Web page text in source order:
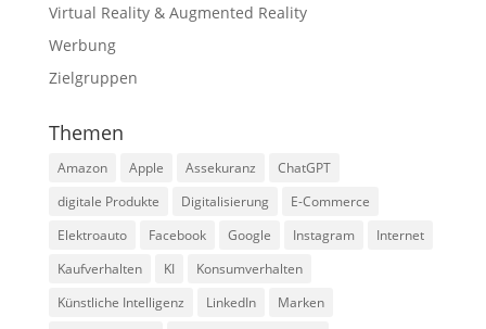
Virtual Reality & Augmented Reality
Werbung
Zielgruppen
Themen
Amazon Apple Assekuranz
ChatGPT
digitale Produkte
Digitalisierung
E-Commerce
Elektroauto
Facebook Google Instagram
Internet
Kaufverhalten
KI
Konsumverhalten
Künstliche Intelligenz
LinkedIn
Marken